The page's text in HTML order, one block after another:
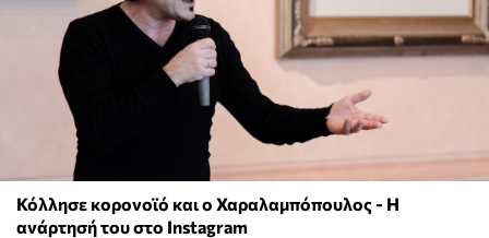
Κόλλησε κορονοϊό και ο Χαραλαμπόπουλος - Η
ανάρτησή του στο Instagram